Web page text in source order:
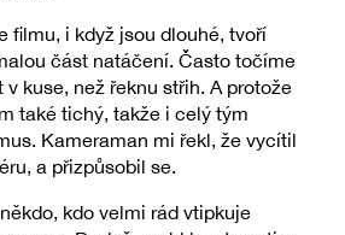
filmu, i když jsou dlouhé, tvoří
část natáčení. Často točíme
kuse, než řeknu střih. A protože
také tichý, takže i celý tým
Kameraman mi řekl, že vycítil
a přizpůsobil se.
kdo velmi rád vtipkuje